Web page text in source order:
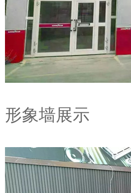
形象墙展示